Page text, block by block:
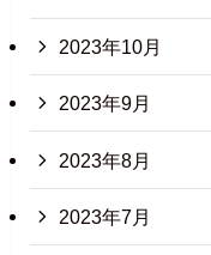
2023年10月
2023年9月
2023年8月
2023年7月